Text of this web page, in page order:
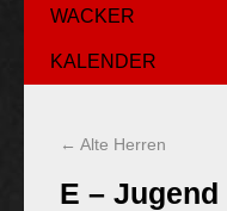
WACKER
KALENDER
← Alte Herren
E – Jugend